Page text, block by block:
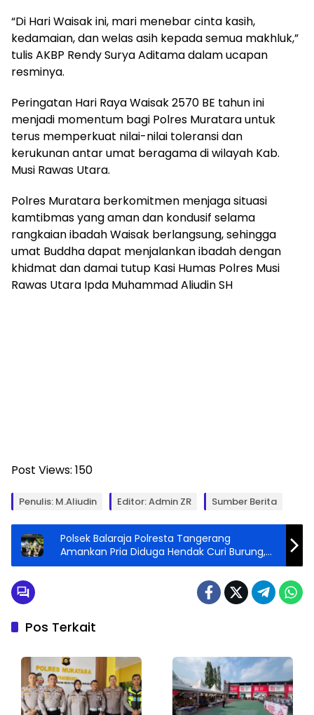
“Di Hari Waisak ini, mari menebar cinta kasih,
kedamaian, dan welas asih kepada semua makhluk,”
tulis AKBP Rendy Surya Aditama dalam ucapan
resminya.
Peringatan Hari Raya Waisak 2570 BE tahun ini
menjadi momentum bagi Polres Muratara untuk
terus memperkuat nilai-nilai toleransi dan
kerukunan antar umat beragama di wilayah Kab.
Musi Rawas Utara.
Polres Muratara berkomitmen menjaga situasi
kamtibmas yang aman dan kondusif selama
rangkaian ibadah Waisak berlangsung, sehingga
umat Buddha dapat menjalankan ibadah dengan
khidmat dan damai tutup Kasi Humas Polres Musi
Rawas Utara Ipda Muhammad Aliudin SH
Post Views: 150
Penulis: M.Aliudin Editor: Admin ZR Sumber Berita
Polsek Balaraja Polresta Tangerang
Amankan Pria Diduga Hendak Curi Burung,
Bukan Curanmor
Pos Terkait